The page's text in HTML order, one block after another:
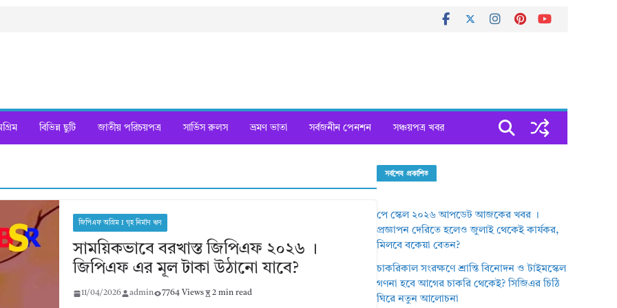
বিভিন্ন ছুটি জাতীয় পরিচয়পত্র সার্ভিস রুলস ভ্রমণ ভাতা সর্বজনীন পেনশন সঞ্চয়পত্র খবর
জিপিএফ অগ্রিম I গৃহ নির্মাণ ঋণ
সাময়িকভাবে বরখাস্ত জিপিএফ ২০২৬ ।
জিপিএফ এর মূল টাকা উঠানো যাবে?
11/04/2026 admin 7764 Views 2 min read
সর্বশেষ প্রকাশিত
পে স্কেল ২০২৬ আপডেট আজকের খবর ।
প্রজ্ঞাপন দেরিতে হলেও জুলাই থেকেই কার্যকর,
মিলবে বকেয়া বেতন?
চাকরিকাল সংরক্ষণে শ্রান্তি বিনোদন ও টাইমস্কেল
গণনা হবে আগের চাকরি থেকেই? সিজিএর চিঠি
ঘিরে নতুন আলোচনা